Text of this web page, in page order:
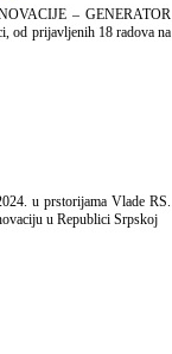
– GENERATOR
od prijavljenih 18 radova na
u prstorijama Vlade RS.
u Republici Srpskoj